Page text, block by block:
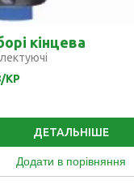
кінцева
KP
ДЕТАЛЬНІШЕ
Додати в порівняння